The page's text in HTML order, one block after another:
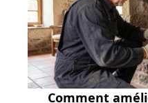
Comment